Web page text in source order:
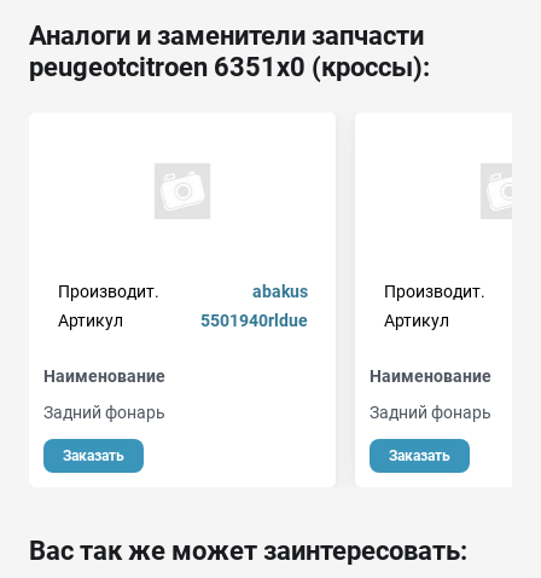
Аналоги и заменители запчасти
peugeotcitroen 6351x0 (кроссы):
Производит.
abakus
Артикул
5501940rldue
Наименование
Задний фонарь
Заказать
Производит.
Артикул
Наименование
Задний фонарь
Заказать
Вас так же может заинтересовать: